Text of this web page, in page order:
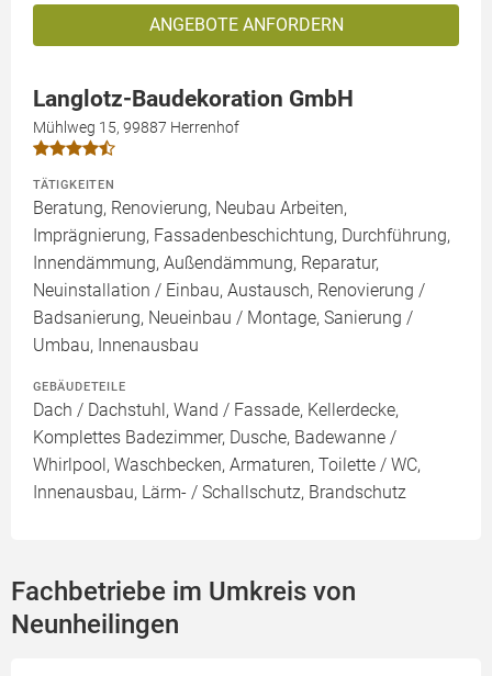
ANGEBOTE ANFORDERN
Langlotz-Baudekoration GmbH
Mühlweg 15, 99887 Herrenhof
TÄTIGKEITEN
Beratung, Renovierung, Neubau Arbeiten,
Imprägnierung, Fassadenbeschichtung, Durchführung,
Innendämmung, Außendämmung, Reparatur,
Neuinstallation / Einbau, Austausch, Renovierung /
Badsanierung, Neueinbau / Montage, Sanierung /
Umbau, Innenausbau
GEBÄUDETEILE
Dach / Dachstuhl, Wand / Fassade, Kellerdecke,
Komplettes Badezimmer, Dusche, Badewanne /
Whirlpool, Waschbecken, Armaturen, Toilette / WC,
Innenausbau, Lärm- / Schallschutz, Brandschutz
Fachbetriebe im Umkreis von
Neunheilingen